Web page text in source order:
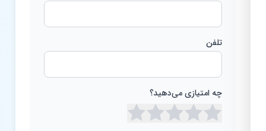
تلفن
چه امتیازی می‌دهید؟